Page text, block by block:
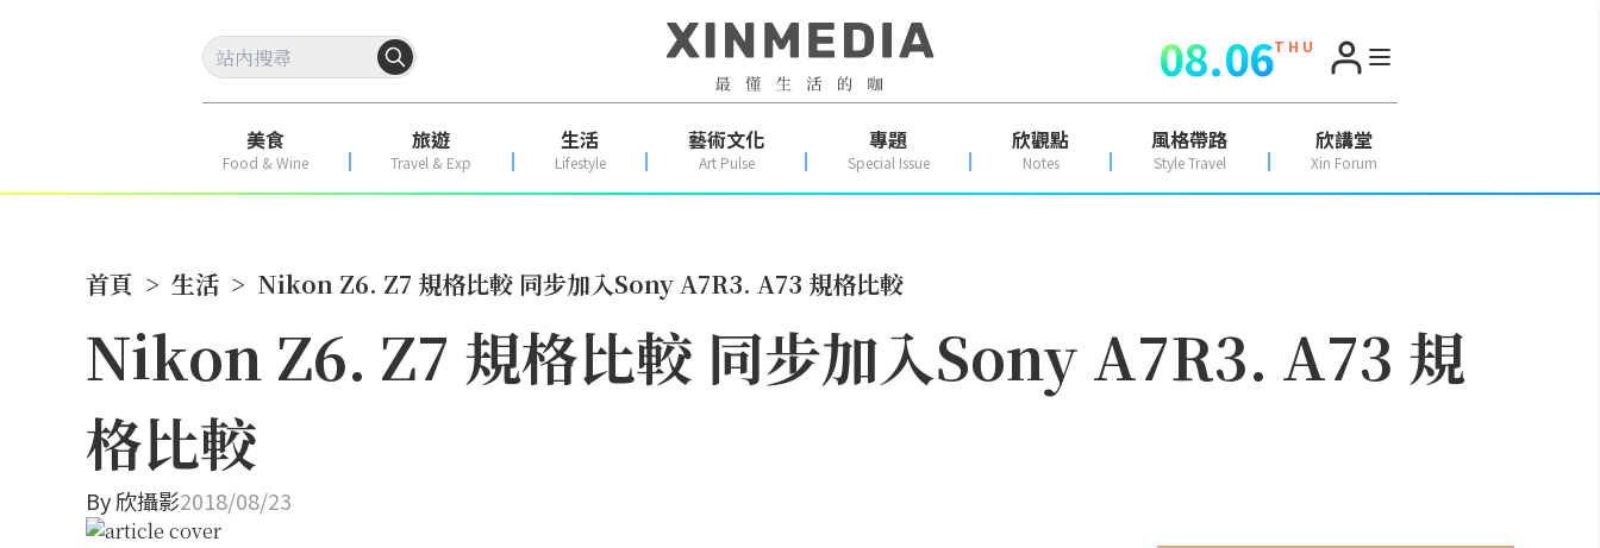
08.06T H U
美食
Food & Wine
旅遊
Travel & Exp
生活
Lifestyle
藝術文化
Art Pulse
專題
Special Issue
欣觀點
Notes
風格帶路
Style Travel
欣講堂
Xin Forum
首頁 > 生活 > Nikon Z6. Z7 規格比較 同步加入Sony A7R3. A73 規格比較
Nikon Z6. Z7 規格比較 同步加入Sony A7R3. A73 規
格比較
By欣攝影2018/08/23